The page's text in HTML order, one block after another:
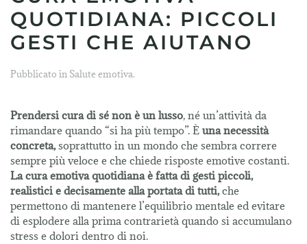
QUOTIDIANA: PICCOLI
GESTI CHE AIUTANO
Pubblicato in Salute emotiva.
Prendersi cura di sé non è un lusso, né un’attività da
rimandare quando “si ha più tempo”. È una necessità
concreta,soprattutto in un mondo che sembra correre
sempre più veloce e che chiede risposte emotive costanti.
La cura emotiva quotidiana è fatta di gesti piccoli,
realistici e decisamente alla portata di tutti,che
permettono di mantenere l’equilibrio mentale ed evitare
di esplodere alla prima contrarietà quando si accumulano
stress e dolori dentro di noi.